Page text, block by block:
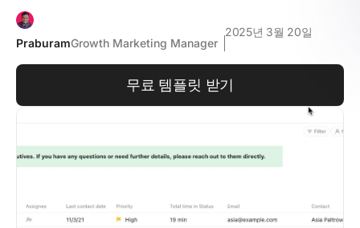
PraburamGrowth Marketing Manager
2025년 3월 20일
무료 템플릿 받기